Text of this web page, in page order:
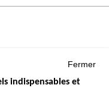
Fermer
indispensables et